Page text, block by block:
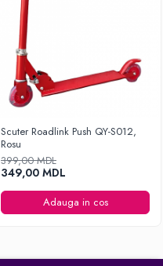
Scuter Roadlink Push QY-S012,
Rosu
399,00 MDL
349,00 MDL
Adauga in cos